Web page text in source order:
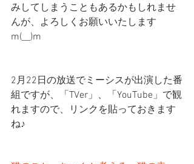
みしてしまうこともあるかもしれませ
んが、よろしくお願いいたします
m(__)m
2月22日の放送でミーシスが出演した番
組ですが、「TVer」、「YouTube」で観
れますので、リンクを貼っておきます
ね♪